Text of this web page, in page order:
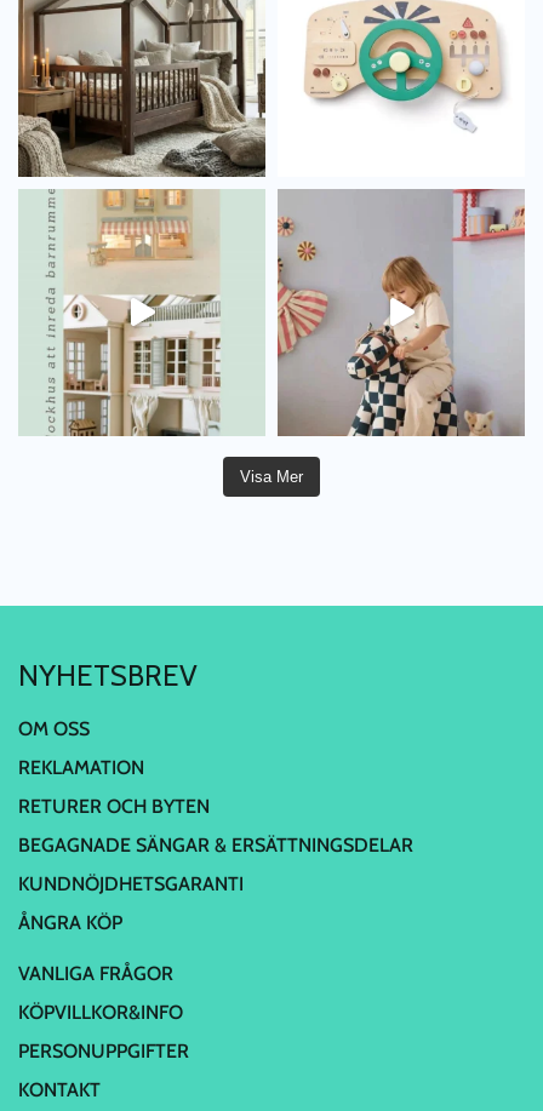
Visa Mer
NYHETSBREV
OM OSS
REKLAMATION
RETURER OCH BYTEN
BEGAGNADE SÄNGAR & ERSÄTTNINGSDELAR
KUNDNÖJDHETSGARANTI
ÅNGRA KÖP
VANLIGA FRÅGOR
KÖPVILLKOR&INFO
PERSONUPPGIFTER
KONTAKT